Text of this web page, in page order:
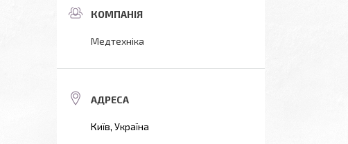
Медтехніка
Київ, Україна